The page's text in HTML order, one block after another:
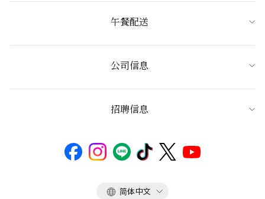
午餐配送
公司信息
招聘信息
语
简体中文